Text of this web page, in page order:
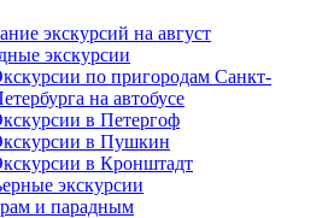
экскурсий на август
экскурсии
по пригородам Санкт-
на автобусе
в Петергоф
в Пушкин
в Кронштадт
экскурсии
и парадным